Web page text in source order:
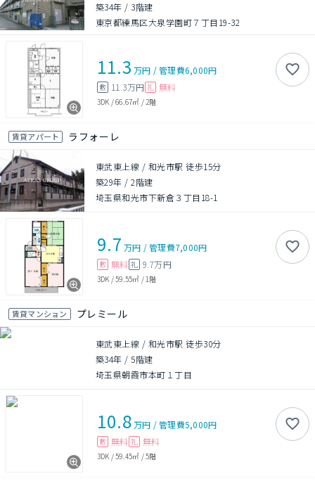
築34年 / 3階建
東京都練馬区大泉学園町７丁目19-32
11.3 万円 /管理費6,000円
敷 11.3万円 礼 無料
3DK /66.67㎡ / 2階
賃貸アパート ラフォーレ
東武東上線 / 和光市駅 徒歩15分
築29年 /2階建
埼玉県和光市下新倉３丁目18-1
9.7 万円 /管理費7,000円
敷 無料 礼 9.7万円
3DK /59.55㎡ / 1階
賃貸マンション プレミール
東武東上線 / 和光市駅 徒歩30分
築34年 /5階建
埼玉県朝霞市本町１丁目
10.8万円 /管理費5,000円
敷 無料 礼 無料
3DK /59.45㎡ /5階